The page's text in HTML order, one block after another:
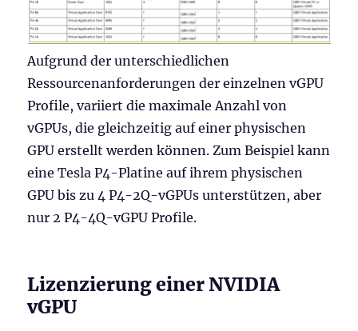
Aufgrund der unterschiedlichen
Ressourcenanforderungen der einzelnen vGPU
Profile, variiert die maximale Anzahl von
vGPUs, die gleichzeitig auf einer physischen
GPU erstellt werden können. Zum Beispiel kann
eine Tesla P4-Platine auf ihrem physischen
GPU bis zu 4 P4-2Q-vGPUs unterstützen, aber
nur 2 P4-4Q-vGPU Profile.
Lizenzierung einer NVIDIA
vGPU